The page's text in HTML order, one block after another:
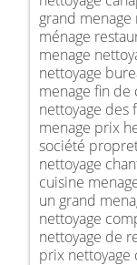
grand menage
ménage
menage
nettoyage
menage fin
nettoyage des
menage prix
société
nettoyage
cuisine
un grand
nettoyage
nettoyage de
prix nettoyage